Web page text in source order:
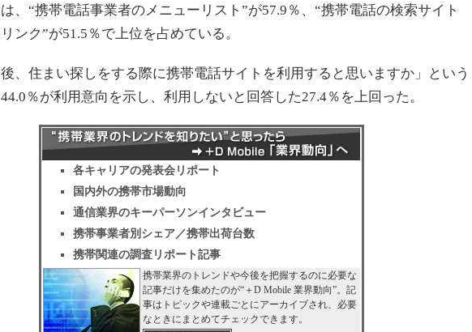
、“携帯電話事業者のメニューリスト”が57.9％、“携帯電話の検索サイト
ンク”が51.5％で上位を占めている。
、住まい探しをする際に携帯電話サイトを利用すると思いますか」という
％が利用意向を示し、利用しないと回答した27.4％を上回った。
各キャリアの発表会リポート
国内外の携帯市場動向
通信業界のキーパーソンインタビュー
携帯事業者別シェア／携帯出荷台数
携帯関連の調査リポート記事
携帯業界のトレンドや今後を把握するのに必要な
記事だけを集めたのが“＋D Mobile 業界動向”。記
事はトピックや連載ごとにアーカイブされ、必要
なときにまとめてチェックできます。